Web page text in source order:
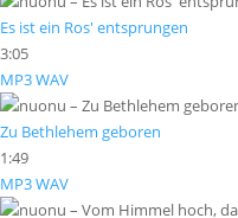
Es ist ein Ros' entsprungen
3:05
MP3WAV
Zu Bethlehem geboren
1:49
MP3WAV